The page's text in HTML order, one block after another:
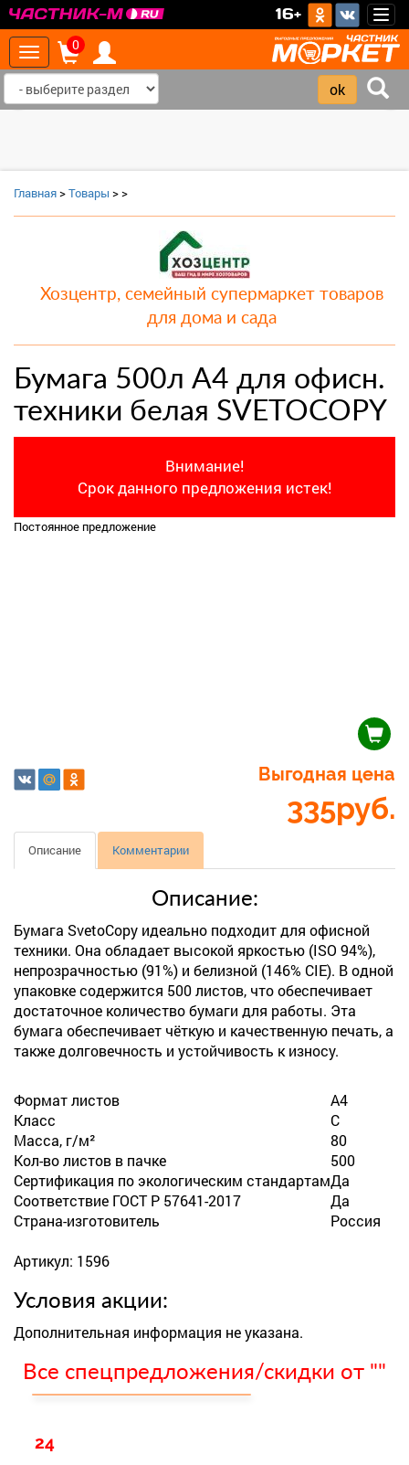
16+
Toggle
navigation
0
Главная>Товары >>
Хозцентр, семейный супермаркет товаров
для дома и сада
Бумага 500л А4 для офисн.
техники белая SVETOCOPY
Внимание!
Срок данного предложения истек!
Постоянное предложение
Выгодная цена
335руб.
Описание Комментарии
Описание:
Бумага SvetoCopy идеально подходит для офисной
техники. Она обладает высокой яркостью (ISO 94%),
непрозрачностью (91%) и белизной (146% CIE). В одной
упаковке содержится 500 листов, что обеспечивает
достаточное количество бумаги для работы. Эта
бумага обеспечивает чёткую и качественную печать, а
также долговечность и устойчивость к износу.
Формат листов
А4
Класс
С
Масса, г/м²
80
Кол-во листов в пачке
500
Сертификация по экологическим стандартамДа
Соответствие ГОСТ Р 57641-2017
Да
Страна-изготовитель
Россия
Артикул: 1596
Условия акции:
Дополнительная информация не указана.
Все спецпредложения/скидки от ""
24
‹ ›